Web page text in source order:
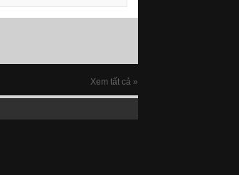
Xem tất cả »